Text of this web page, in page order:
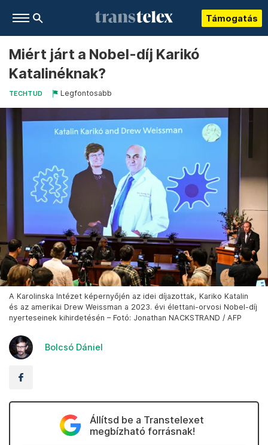
Támogatás
Miért járt a Nobel-díj Karikó
Katalinéknak?
TECHTUD Legfontosabb
A Karolinska Intézet képernyőjén az idei díjazottak, Kariko Katalin
és az amerikai Drew Weissman a 2023. évi élettani-orvosi Nobel-díj
nyerteseinek kihirdetésén – Fotó: Jonathan NACKSTRAND / AFP
Bolcsó Dániel
Állítsd be a Transtelexet
megbízható forrásnak!